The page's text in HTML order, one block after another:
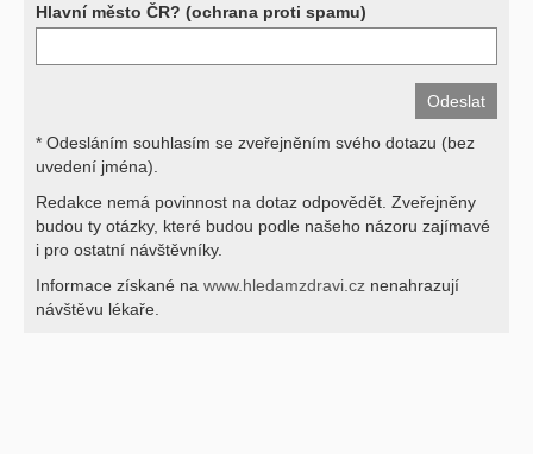
Hlavní město ČR? (ochrana proti spamu)
* Odesláním souhlasím se zveřejněním svého dotazu (bez
uvedení jména).
Redakce nemá povinnost na dotaz odpovědět. Zveřejněny
budou ty otázky, které budou podle našeho názoru zajímavé
i pro ostatní návštěvníky.
Informace získané na www.hledamzdravi.cz nenahrazují
návštěvu lékaře.